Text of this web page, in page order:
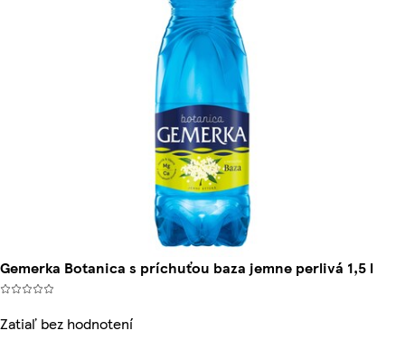
Gemerka Botanica s príchuťou baza jemne perlivá 1,5 l
Zatiaľ bez hodnotení